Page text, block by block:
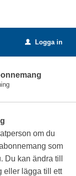
u Logga in
om du
som
Du kan ändra till
eller lägga till ett